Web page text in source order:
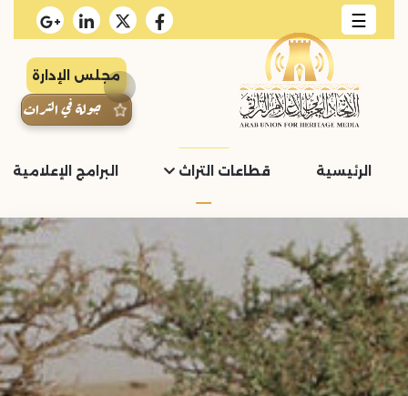
☰
مجلس الإدارة
جولة في التراث
الرئيسية قطاعات التراث البرامج الإعلامية